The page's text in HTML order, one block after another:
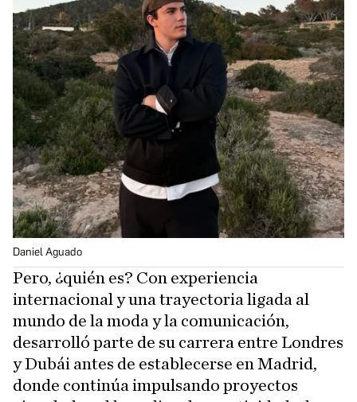
Daniel Aguado
Pero, ¿quién es? Con experiencia
internacional y una trayectoria ligada al
mundo de la moda y la comunicación,
desarrolló parte de su carrera entre Londres
y Dubái antes de establecerse en Madrid,
donde continúa impulsando proyectos